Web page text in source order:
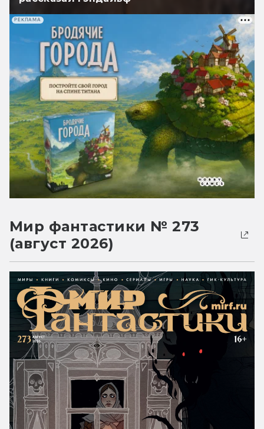
РЕКЛАМА
Мир фантастики № 273
(август 2026)